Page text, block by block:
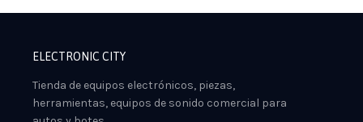
ELECTRONIC CITY
Tienda de equipos electrónicos, piezas,
herramientas, equipos de sonido comercial para